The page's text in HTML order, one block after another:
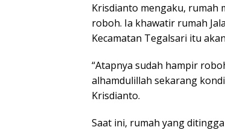
Krisdianto mengaku, rumah
roboh. Ia khawatir rumah
Kecamatan Tegalsari itu
“Atapnya sudah hampir
alhamdulillah sekarang
Krisdianto.
Saat ini, rumah yang